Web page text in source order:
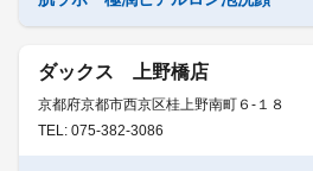
ダックス 上野橋店
京都府京都市西京区桂上野南町６-１８
TEL: 075-382-3086